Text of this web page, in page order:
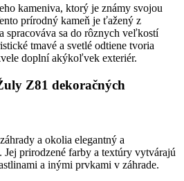
kameniva, ktorý je známy svojou
prírodný kameň je ťažený z
spracováva sa do rôznych veľkostí
tmavé a svetlé odtiene tvoria
doplní akýkoľvek exteriér.
Z81 dekoračných
a okolia elegantný a
prirodzené farby a textúry vytvárajú
a inými prvkami v záhrade.